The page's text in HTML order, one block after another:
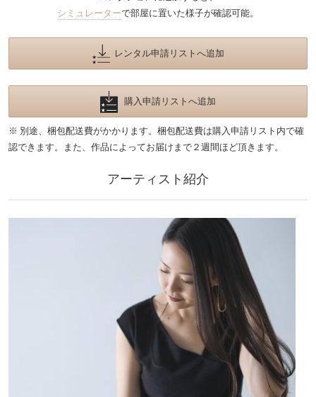
シミュレーターで部屋に置いた様子が確認可能。
レンタル申請リストへ追加
購入申請リストへ追加
※ 別途、梱包配送費がかかります。梱包配送費は購入申請リスト内で確
認できます。また、作品によってお届けまで２週間ほど頂きます。
アーティスト紹介